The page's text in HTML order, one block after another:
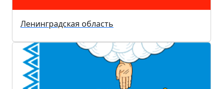
Ленинградская область